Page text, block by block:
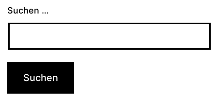
Suchen …